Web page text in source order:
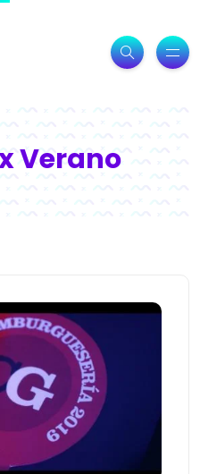
Verano